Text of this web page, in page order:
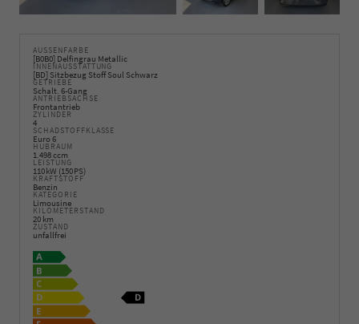
AUSSENFARBE
[B0B0] Delfingrau Metallic
INNENAUSSTATTUNG
[BD] Sitzbezug Stoff Soul Schwarz
GETRIEBE
Schalt. 6-Gang
ANTRIEBSACHSE
Frontantrieb
ZYLINDER
4
SCHADSTOFFKLASSE
Euro 6
HUBRAUM
1.498 ccm
LEISTUNG
110 kW (150 PS)
KRAFTSTOFF
Benzin
KATEGORIE
Limousine
KILOMETERSTAND
20 km
ZUSTAND
unfallfrei